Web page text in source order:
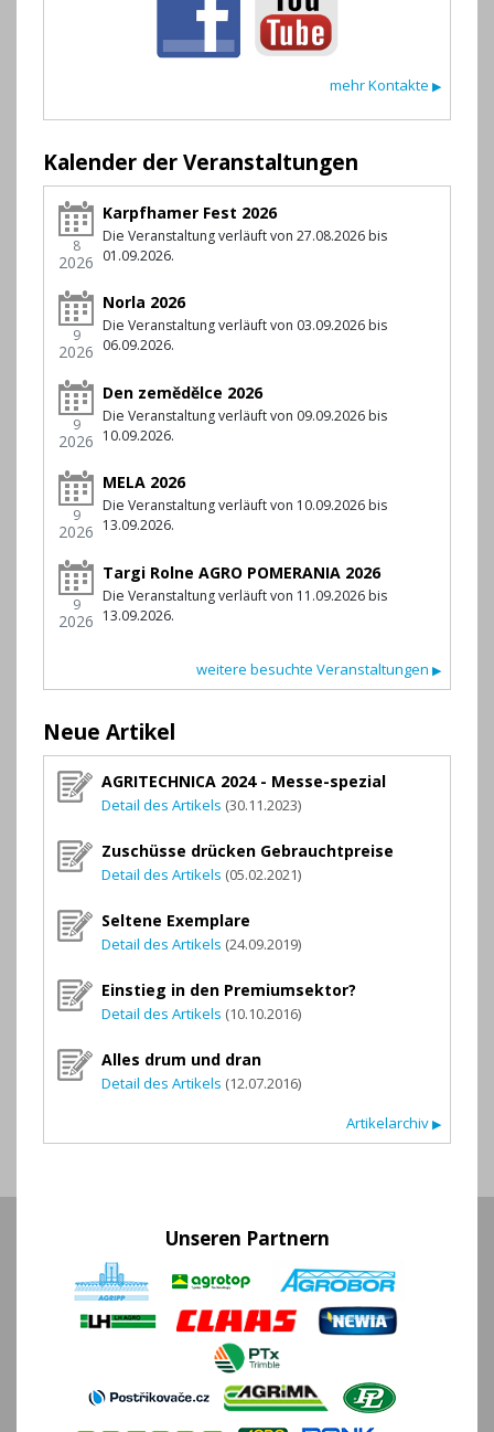
mehr Kontakte ▶
Kalender der Veranstaltungen
8
2026
Karpfhamer Fest 2026
Die Veranstaltung verläuft von 27.08.2026 bis
01.09.2026.
9
2026
Norla 2026
Die Veranstaltung verläuft von 03.09.2026 bis
06.09.2026.
9
2026
Den zemědělce 2026
Die Veranstaltung verläuft von 09.09.2026 bis
10.09.2026.
9
2026
MELA 2026
Die Veranstaltung verläuft von 10.09.2026 bis
13.09.2026.
9
2026
Targi Rolne AGRO POMERANIA 2026
Die Veranstaltung verläuft von 11.09.2026 bis
13.09.2026.
weitere besuchte Veranstaltungen ▶
Neue Artikel
AGRITECHNICA 2024 - Messe-spezial
Detail des Artikels (30.11.2023)
Zuschüsse drücken Gebrauchtpreise
Detail des Artikels (05.02.2021)
Seltene Exemplare
Detail des Artikels (24.09.2019)
Einstieg in den Premiumsektor?
Detail des Artikels (10.10.2016)
Alles drum und dran
Detail des Artikels (12.07.2016)
Artikelarchiv ▶
Unseren Partnern